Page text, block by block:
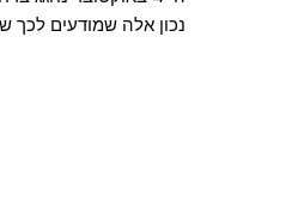
נכון אלה שמודעים